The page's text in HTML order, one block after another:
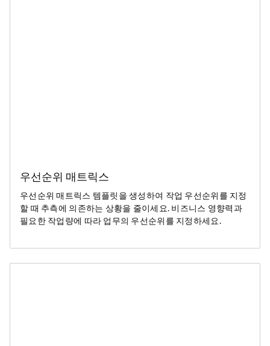
우선순위 매트릭스
우선순위 매트릭스 템플릿을 생성하여 작업 우선순위를 지정
할 때 추측에 의존하는 상황을 줄이세요. 비즈니스 영향력과
필요한 작업량에 따라 업무의 우선순위를 지정하세요.